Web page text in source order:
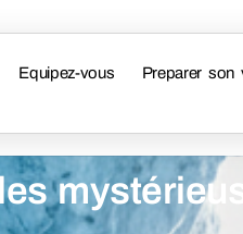
Equipez-vous Preparer son